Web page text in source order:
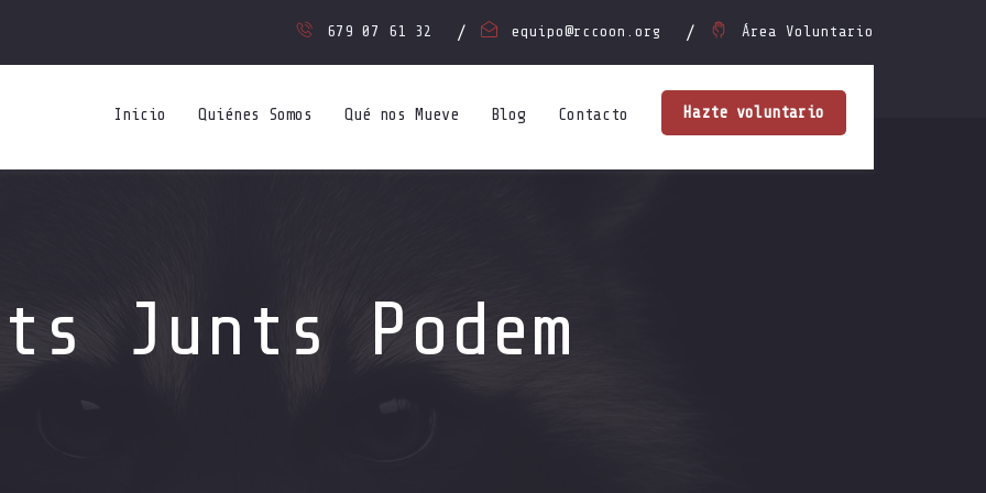
679 07 61 32 equipo@rccoon.org Área Voluntario
Hazte voluntario
Inicio Quiénes Somos Qué nos Mueve Blog Contacto
Junts Podem